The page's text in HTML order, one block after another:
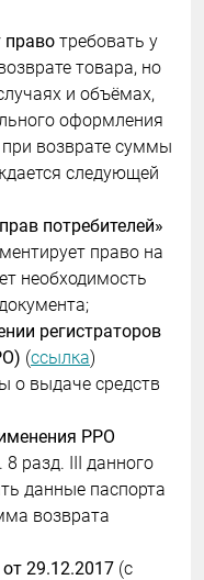
право требовать у
товара, но
и объёмах,
оформления
возврате суммы
следующей
потребителей»
право на
необходимость
регистраторов
(ссылка)
о выдаче средств
РРО
8 разд. III данного
данные паспорта
возврата
29.12.2017 (с